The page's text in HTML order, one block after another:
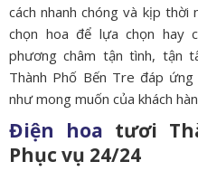
cách nhanh chóng và kịp thời
chọn hoa để lựa chọn hay
phương châm tận tình, tận
Thành Phố Bến Tre đáp
như mong muốn của khách
Điện hoa tươi
Phục vụ 24/24